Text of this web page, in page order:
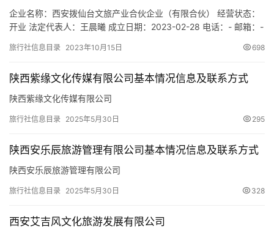
企业名称：西安拨仙台文旅产业合伙企业（有限合伙） 经营状态：
开业 法定代表人：王晨曦 成立日期：2023-02-28 电话：- 邮箱：-
安市曲江新区南三环路东段3366号金地翔悦天下5号楼3单元1102
服务网点旅游招徕、咨…
旅行社信息目录 2023年10月15日 698
陕西紫缘文化传媒有限公司基本情况信息及联系方式
陕西紫缘文化传媒有限公司
旅行社信息目录 2025年5月30日 295
陕西安乐辰旅游管理有限公司基本情况信息及联系方式
陕西安乐辰旅游管理有限公司
旅行社信息目录 2025年5月30日 328
西安艾吉风文化旅游发展有限公司